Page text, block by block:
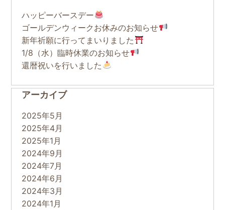
ハッピーバースデー
ゴールデンウィークお休みのお知らせ
新年祈願に行ってまいりました
1/8（水）臨時休業のお知らせ
還暦祝いを行いました
アーカイブ
2025年5月
2025年4月
2025年1月
2024年9月
2024年7月
2024年6月
2024年3月
2024年1月